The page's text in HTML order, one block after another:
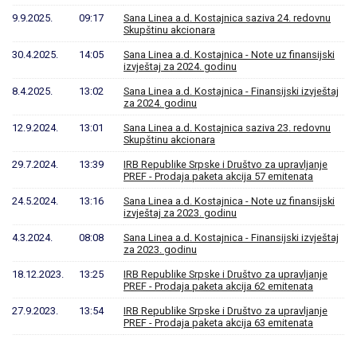
9.9.2025. 09:17
Sana Linea a.d. Kostajnica saziva 24. redovnu
Skupštinu akcionara
30.4.2025. 14:05
Sana Linea a.d. Kostajnica - Note uz finansijski
izvještaj za 2024. godinu
8.4.2025. 13:02
Sana Linea a.d. Kostajnica - Finansijski izvještaj
za 2024. godinu
12.9.2024. 13:01
Sana Linea a.d. Kostajnica saziva 23. redovnu
Skupštinu akcionara
29.7.2024. 13:39
IRB Republike Srpske i Društvo za upravljanje
PREF - Prodaja paketa akcija 57 emitenata
24.5.2024. 13:16
Sana Linea a.d. Kostajnica - Note uz finansijski
izvještaj za 2023. godinu
4.3.2024. 08:08
Sana Linea a.d. Kostajnica - Finansijski izvještaj
za 2023. godinu
18.12.2023. 13:25
IRB Republike Srpske i Društvo za upravljanje
PREF - Prodaja paketa akcija 62 emitenata
27.9.2023. 13:54
IRB Republike Srpske i Društvo za upravljanje
PREF - Prodaja paketa akcija 63 emitenata